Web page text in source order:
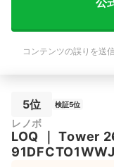
コンテンツの誤りを送
5位 検証5位
レノボ
LOQ ｜Tower